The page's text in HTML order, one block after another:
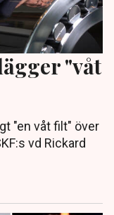
"våt
"en våt filt" över
vd Rickard